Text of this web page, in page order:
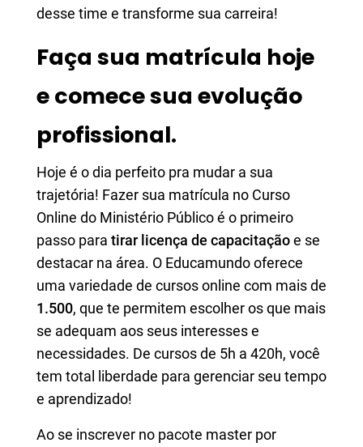
desse time e transforme sua carreira!
Faça sua matrícula hoje
e comece sua evolução
profissional.
Hoje é o dia perfeito pra mudar a sua
trajetória! Fazer sua matrícula no Curso
Online do Ministério Público é o primeiro
passo para tirar licença de capacitaçãoe se
destacar na área. O Educamundo oferece
uma variedade de cursos online com mais de
1.500, que te permitem escolher os que mais
se adequam aos seus interesses e
necessidades. De cursos de 5h a 420h, você
tem total liberdade para gerenciar seu tempo
e aprendizado!
Ao se inscrever no pacote master por